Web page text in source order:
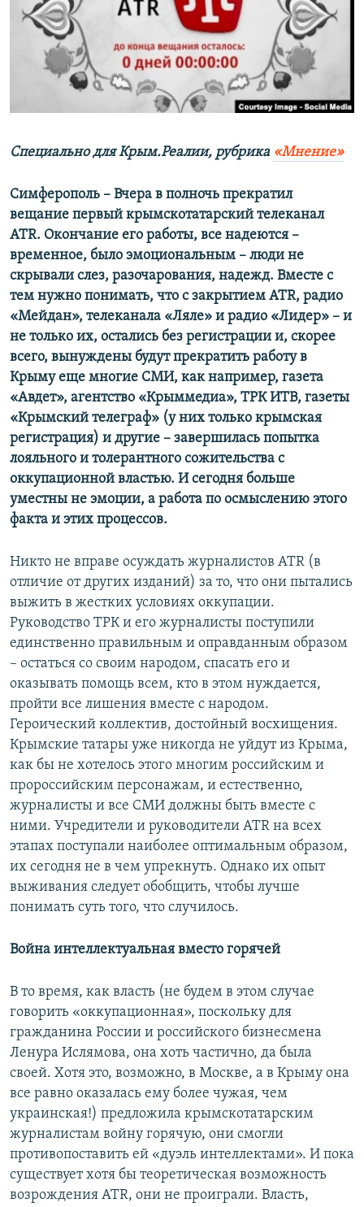
ПОБЕДИТЕЛЕЙ НЕ СУДЯТ?
КРЫМ.НЕПОКОРЕННЫЙ
ELIFBE
УКРАИНСКАЯ ПРОБЛЕМА КРЫМА
ПРИСОЕДИНЯЙТЕСЬ!
Специально для Крым.Реалии, рубрика «Мнение»
Симферополь – Вчера в полночь прекратил
вещание первый крымскотатарский телеканал
ATR. Окончание его работы, все надеются –
временное, было эмоциональным – люди не
скрывали слез, разочарования, надежд. Вместе с
тем нужно понимать, что с закрытием ATR, радио
«Мейдан», телеканала «Ляле» и радио «Лидер» – и
не только их, остались без регистрации и, скорее
всего, вынуждены будут прекратить работу в
Крыму еще многие СМИ, как например, газета
«Авдет», агентство «Крыммедиа», ТРК ИТВ, газеты
«Крымский телеграф» (у них только крымская
регистрация) и другие – завершилась попытка
лояльного и толерантного сожительства с
оккупационной властью. И сегодня больше
уместны не эмоции, а работа по осмыслению этого
факта и этих процессов.
Никто не вправе осуждать журналистов ATR (в
отличие от других изданий) за то, что они пытались
выжить в жестких условиях оккупации.
Руководство ТРК и его журналисты поступили
единственно правильным и оправданным образом
– остаться со своим народом, спасать его и
оказывать помощь всем, кто в этом нуждается,
пройти все лишения вместе с народом.
Героический коллектив, достойный восхищения.
Крымские татары уже никогда не уйдут из Крыма,
как бы не хотелось этого многим российским и
пророссийским персонажам, и естественно,
журналисты и все СМИ должны быть вместе с
ними. Учредители и руководители ATR на всех
этапах поступали наиболее оптимальным образом,
их сегодня не в чем упрекнуть. Однако их опыт
выживания следует обобщить, чтобы лучше
понимать суть того, что случилось.
Война интеллектуальная вместо горячей
В то время, как власть (не будем в этом случае
говорить «оккупационная», поскольку для
гражданина России и российского бизнесмена
Ленура Ислямова, она хоть частично, да была
своей. Хотя это, возможно, в Москве, а в Крыму она
все равно оказалась ему более чужая, чем
украинская!) предложила крымскотатарским
журналистам войну горячую, они смогли
противопоставить ей «дуэль интеллектами». И пока
существует хотя бы теоретическая возможность
возрождения ATR, они не проиграли. Власть,